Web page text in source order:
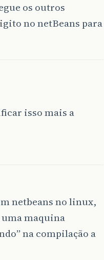
os outros
no netBeans para
isso mais a
netbeans no linux,
uma maquina
na compilação a